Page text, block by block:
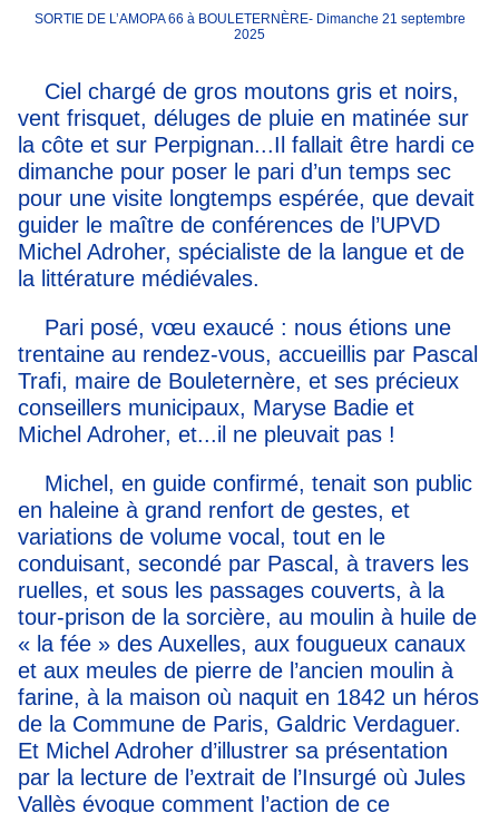
SORTIE DE L’AMOPA 66 à BOULETERNÈRE- Dimanche 21 septembre
2025
Ciel chargé de gros moutons gris et noirs,
vent frisquet, déluges de pluie en matinée sur
la côte et sur Perpignan...Il fallait être hardi ce
dimanche pour poser le pari d’un temps sec
pour une visite longtemps espérée, que devait
guider le maître de conférences de l’UPVD
Michel Adroher, spécialiste de la langue et de
la littérature médiévales.
Pari posé, vœu exaucé : nous étions une
trentaine au rendez-vous, accueillis par Pascal
Trafi, maire de Bouleternère, et ses précieux
conseillers municipaux, Maryse Badie et
Michel Adroher, et...il ne pleuvait pas !
Michel, en guide confirmé, tenait son public
en haleine à grand renfort de gestes, et
variations de volume vocal, tout en le
conduisant, secondé par Pascal, à travers les
ruelles, et sous les passages couverts, à la
tour-prison de la sorcière, au moulin à huile de
« la fée » des Auxelles, aux fougueux canaux
et aux meules de pierre de l’ancien moulin à
farine, à la maison où naquit en 1842 un héros
de la Commune de Paris, Galdric Verdaguer.
Et Michel Adroher d’illustrer sa présentation
par la lecture de l’extrait de l’Insurgé où Jules
Vallès évoque comment l’action de ce